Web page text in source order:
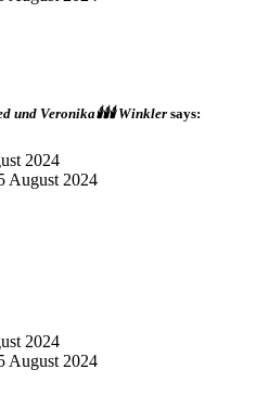
und Veronika🕯🕯🕯 Winkler says:
2024
August 2024
2024
August 2024